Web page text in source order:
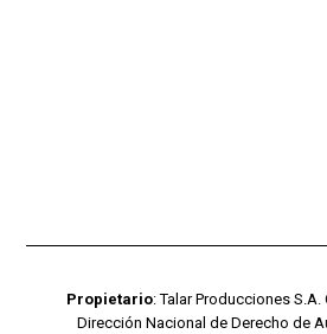
Propietario: Talar Producciones S.A.
Dirección Nacional de Derecho de